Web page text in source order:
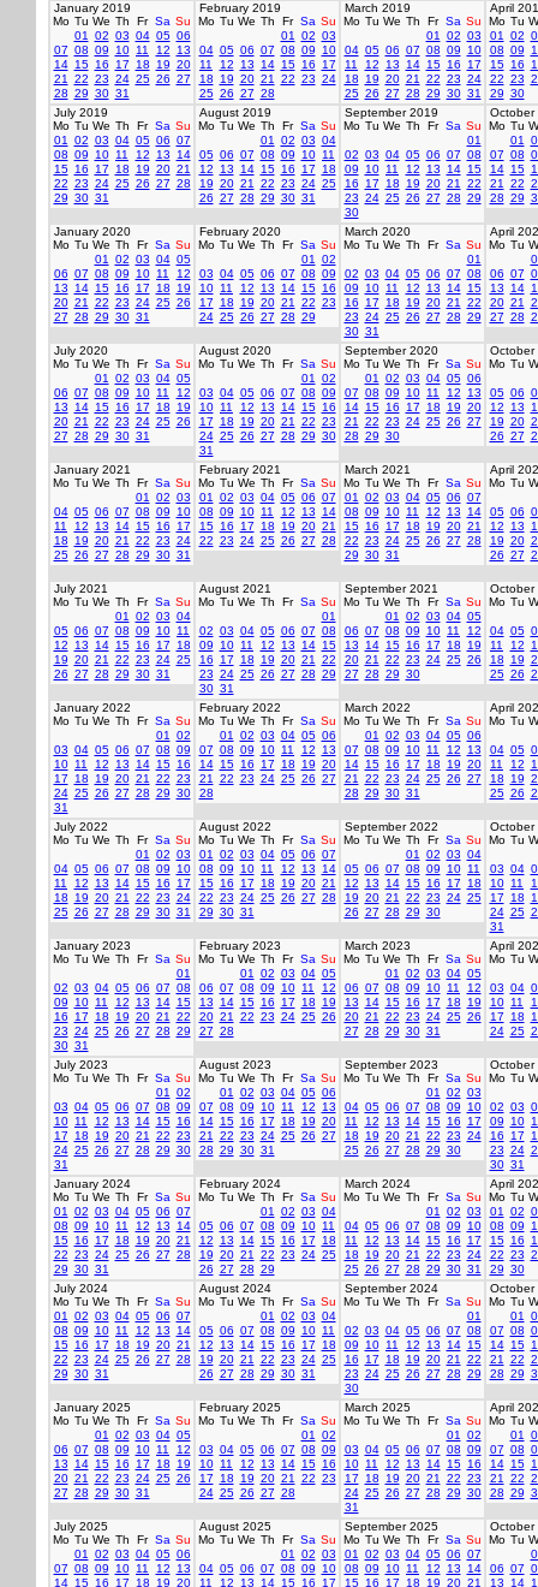
January 2019
Mo Tu We Th Fr Sa Su
01
02 03 04 05 06
07 08 09 10 11 12
13
14 15 16 17 18 19 20
21
22 23 24 25 26 27
28 29 30 31
February 2019
Mo Tu We Th Fr Sa Su
01
02 03
04 05 06 07 08 09
10
11
12 13 14 15 16
17
18
19 20 21 22 23 24
25 26 27 28
March 2019
Mo Tu We Th Fr Sa Su
01
02 03
04 05 06 07 08 09
10
11
12 13 14 15 16
17
18
19 20 21 22 23 24
25 26 27 28 29 30 31
April
Mo Tu
01
02
08 09
15 16
22 23
29 30
July 2019
Mo Tu We Th Fr Sa Su
01
02 03 04 05 06 07
08 09 10 11 12 13
14
15 16 17 18 19 20 21
22 23 24 25 26 27 28
29 30 31
August 2019
Mo Tu We Th Fr Sa Su
01
02 03 04
05 06 07 08 09 10 11
12
13 14 15 16 17
18
19 20 21 22 23 24 25
26 27 28 29 30 31
September 2019
Mo Tu We Th Fr Sa Su
01
02 03 04 05 06 07 08
09
10 11 12 13 14 15
16
17 18 19 20 21
22
23 24 25 26 27 28 29
30
October
Mo Tu
01
07 08
14 15
21
22
28 29
January 2020
Mo Tu We Th Fr Sa Su
01
02 03 04 05
06 07 08 09 10 11
12
13
14 15 16 17 18
19
20 21 22 23 24 25 26
27 28 29 30 31
February 2020
Mo Tu We Th Fr Sa Su
01
02
03 04 05 06 07 08 09
10 11 12 13 14 15 16
17
18 19 20 21 22 23
24 25 26 27 28 29
March 2020
Mo Tu We Th Fr Sa Su
01
02 03 04 05 06 07 08
09
10 11 12 13 14 15
16
17 18 19 20 21
22
23 24 25 26 27 28 29
30 31
April
Mo Tu
06 07
13
14
20 21
27 28
July 2020
Mo Tu We Th Fr Sa Su
01
02 03 04 05
06 07 08 09 10 11
12
13
14 15 16 17 18
19
20 21 22 23 24 25 26
27 28 29 30 31
August 2020
Mo Tu We Th Fr Sa Su
01
02
03 04 05 06 07 08 09
10 11 12 13 14 15 16
17
18 19 20 21 22 23
24 25 26 27 28 29 30
31
September 2020
Mo Tu We Th Fr Sa Su
01
02 03 04 05 06
07 08 09 10 11 12
13
14 15 16 17 18 19 20
21
22 23 24 25 26 27
28 29 30
October
Mo Tu
05 06
12
13
19 20
26 27
January 2021
Mo Tu We Th Fr Sa Su
01
02 03
04 05 06 07 08 09
10
11
12 13 14 15 16
17
18
19 20 21 22 23 24
25 26 27 28 29 30 31
February 2021
Mo Tu We Th Fr Sa Su
01
02 03 04 05 06 07
08 09 10 11 12 13
14
15 16 17 18 19 20 21
22 23 24 25 26 27 28
March 2021
Mo Tu We Th Fr Sa Su
01
02 03 04 05 06 07
08 09 10 11 12 13
14
15 16 17 18 19 20 21
22 23 24 25 26 27 28
29 30 31
April
Mo Tu
05 06
12
13
19 20
26 27
July 2021
Mo Tu We Th Fr Sa Su
01
02 03 04
05 06 07 08 09 10 11
12
13 14 15 16 17
18
19 20 21 22 23 24 25
26 27 28 29 30 31
August 2021
Mo Tu We Th Fr Sa Su
01
02 03 04 05 06 07 08
09
10 11 12 13 14 15
16
17 18 19 20 21
22
23 24 25 26 27 28 29
30 31
September 2021
Mo Tu We Th Fr Sa Su
01
02 03 04 05
06 07 08 09 10 11
12
13
14 15 16 17 18
19
20 21 22 23 24 25 26
27 28 29 30
October
Mo Tu
04 05
11
12
18
19
25 26
January 2022
Mo Tu We Th Fr Sa Su
01
02
03 04 05 06 07 08 09
10 11 12 13 14 15 16
17
18 19 20 21 22 23
24 25 26 27 28 29 30
31
February 2022
Mo Tu We Th Fr Sa Su
01
02 03 04 05 06
07 08 09 10 11 12
13
14 15 16 17 18 19 20
21
22 23 24 25 26 27
28
March 2022
Mo Tu We Th Fr Sa Su
01
02 03 04 05 06
07 08 09 10 11 12
13
14 15 16 17 18 19 20
21
22 23 24 25 26 27
28 29 30 31
April
Mo Tu
04 05
11
12
18
19
25 26
July 2022
Mo Tu We Th Fr Sa Su
01
02 03
04 05 06 07 08 09
10
11
12 13 14 15 16
17
18
19 20 21 22 23 24
25 26 27 28 29 30 31
August 2022
Mo Tu We Th Fr Sa Su
01
02 03 04 05 06 07
08 09 10 11 12 13
14
15 16 17 18 19 20 21
22 23 24 25 26 27 28
29 30 31
September 2022
Mo Tu We Th Fr Sa Su
01
02 03 04
05 06 07 08 09 10 11
12
13 14 15 16 17
18
19 20 21 22 23 24 25
26 27 28 29 30
October
Mo Tu
03 04
10 11
17
18
24 25
31
January 2023
Mo Tu We Th Fr Sa Su
01
02 03 04 05 06 07 08
09
10 11 12 13 14 15
16
17 18 19 20 21
22
23 24 25 26 27 28 29
30 31
February 2023
Mo Tu We Th Fr Sa Su
01
02 03 04 05
06 07 08 09 10 11
12
13
14 15 16 17 18
19
20 21 22 23 24 25 26
27 28
March 2023
Mo Tu We Th Fr Sa Su
01
02 03 04 05
06 07 08 09 10 11
12
13
14 15 16 17 18
19
20 21 22 23 24 25 26
27 28 29 30 31
April
Mo Tu
03 04
10 11
17
18
24 25
July 2023
Mo Tu We Th Fr Sa Su
01
02
03 04 05 06 07 08 09
10 11 12 13 14 15 16
17
18 19 20 21 22 23
24 25 26 27 28 29 30
31
August 2023
Mo Tu We Th Fr Sa Su
01
02 03 04 05 06
07 08 09 10 11 12
13
14 15 16 17 18 19 20
21
22 23 24 25 26 27
28 29 30 31
September 2023
Mo Tu We Th Fr Sa Su
01
02 03
04 05 06 07 08 09
10
11
12 13 14 15 16
17
18
19 20 21 22 23 24
25 26 27 28 29 30
October
Mo Tu
02 03
09
10
16
17
23 24
30 31
January 2024
Mo Tu We Th Fr Sa Su
01
02 03 04 05 06 07
08 09 10 11 12 13
14
15 16 17 18 19 20 21
22 23 24 25 26 27 28
29 30 31
February 2024
Mo Tu We Th Fr Sa Su
01
02 03 04
05 06 07 08 09 10 11
12
13 14 15 16 17
18
19 20 21 22 23 24 25
26 27 28 29
March 2024
Mo Tu We Th Fr Sa Su
01
02 03
04 05 06 07 08 09
10
11
12 13 14 15 16
17
18
19 20 21 22 23 24
25 26 27 28 29 30 31
April
Mo Tu
01
02
08 09
15 16
22 23
29 30
July 2024
Mo Tu We Th Fr Sa Su
01
02 03 04 05 06 07
08 09 10 11 12 13
14
15 16 17 18 19 20 21
22 23 24 25 26 27 28
29 30 31
August 2024
Mo Tu We Th Fr Sa Su
01
02 03 04
05 06 07 08 09 10 11
12
13 14 15 16 17
18
19 20 21 22 23 24 25
26 27 28 29 30 31
September 2024
Mo Tu We Th Fr Sa Su
01
02 03 04 05 06 07 08
09
10 11 12 13 14 15
16
17 18 19 20 21
22
23 24 25 26 27 28 29
30
October
Mo Tu
01
07 08
14 15
21
22
28 29
January 2025
Mo Tu We Th Fr Sa Su
01
02 03 04 05
06 07 08 09 10 11
12
13
14 15 16 17 18
19
20 21 22 23 24 25 26
27 28 29 30 31
February 2025
Mo Tu We Th Fr Sa Su
01
02
03 04 05 06 07 08 09
10 11 12 13 14 15 16
17
18 19 20 21 22 23
24 25 26 27 28
March 2025
Mo Tu We Th Fr Sa Su
01
02
03 04 05 06 07 08 09
10 11 12 13 14 15 16
17
18 19 20 21 22 23
24 25 26 27 28 29 30
31
April
Mo Tu
01
07 08
14 15
21
22
28 29
July 2025
Mo Tu We Th Fr Sa Su
01
02 03 04 05 06
07 08 09 10 11 12
13
14 15 16 17 18 19 20
August 2025
Mo Tu We Th Fr Sa Su
01
02 03
04 05 06 07 08 09
10
11
12 13 14 15 16 17
September 2025
Mo Tu We Th Fr Sa Su
01
02 03 04 05 06 07
08 09 10 11 12 13
14
15 16 17 18 19 20 21
October
Mo Tu
06 07
13
14